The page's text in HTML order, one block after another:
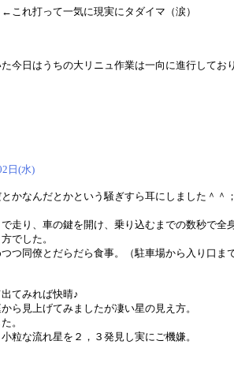
これ打って一気に現実にタダイマ（涙）
今日はうちの大リニュ作業は一向に進行してお
日(水)
かなんだとかという騒ぎすら耳にしました＾＾
走り、車の鍵を開け、乗り込むまでの数秒で全
でした。
つ同僚とだらだら食事。（駐車場から入り口ま
てみれば快晴♪
ら見上げてみましたが凄い星の見え方。
。
粒な流れ星を２，３発見し実にご機嫌。